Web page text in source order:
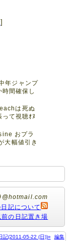
]
年ジャンプ
間確保し
は死ぬ
て視聴ｵﾇ
おプラ
大幅値引き
日記について
前の日記置き場
記(2011-05-22 (日))» 編集